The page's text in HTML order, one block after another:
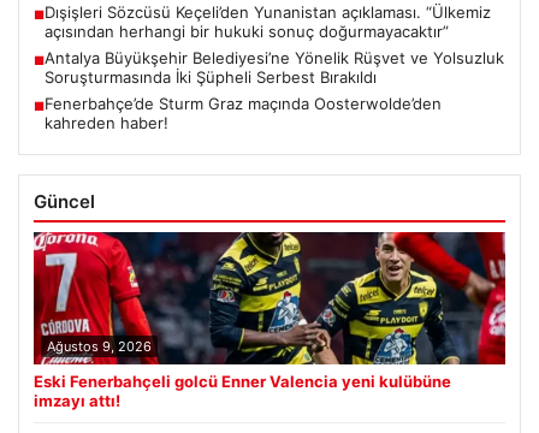
■Dışişleri Sözcüsü Keçeli’den Yunanistan açıklaması. “Ülkemiz
açısından herhangi bir hukuki sonuç doğurmayacaktır”
■Antalya Büyükşehir Belediyesi’ne Yönelik Rüşvet ve Yolsuzluk
Soruşturmasında İki Şüpheli Serbest Bırakıldı
■Fenerbahçe’de Sturm Graz maçında Oosterwolde’den
kahreden haber!
Güncel
Ağustos 9, 2026
Eski Fenerbahçeli golcü Enner Valencia yeni kulübüne
imzayı attı!